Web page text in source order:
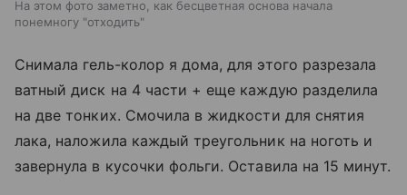
На этом фото заметно, как бесцветная основа начала
понемногу "отходить"
Снимала гель-колор я дома, для этого разрезала
ватный диск на 4 части + еще каждую разделила
на две тонких. Смочила в жидкости для снятия
лака, наложила каждый треугольник на ноготь и
завернула в кусочки фольги. Оставила на 15 минут.